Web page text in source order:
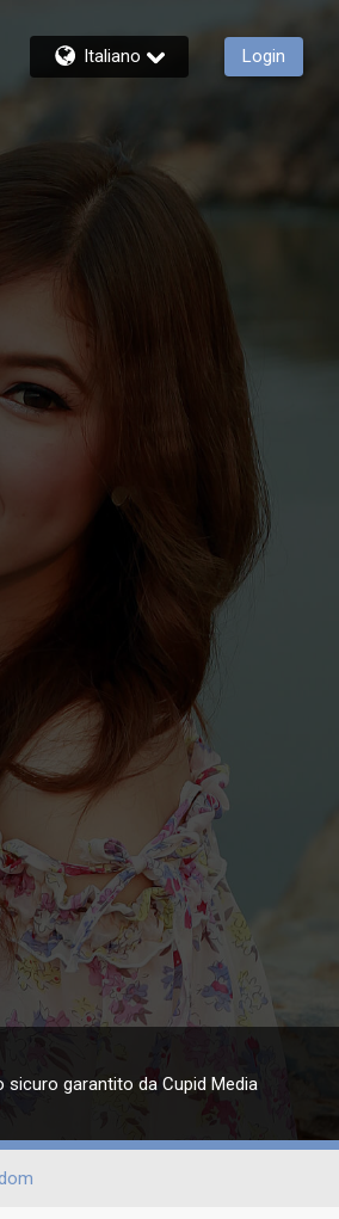
Italiano Login
sicuro garantito da Cupid Media